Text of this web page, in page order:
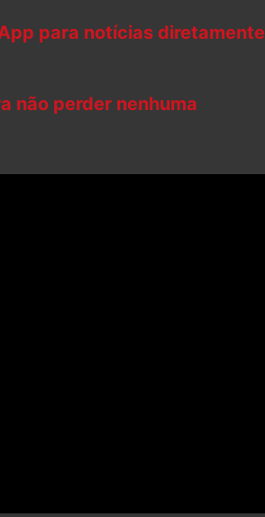
para notícias diretamente
não perder nenhuma